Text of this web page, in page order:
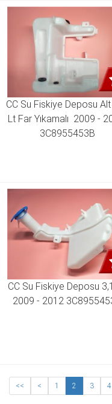
CC Su Fiskiye Deposu
Lt Far Yıkamalı  2009 -
3C8955453B
CC Su Fiskiye Deposu
2009 - 2012
<< < 1 2 3 4